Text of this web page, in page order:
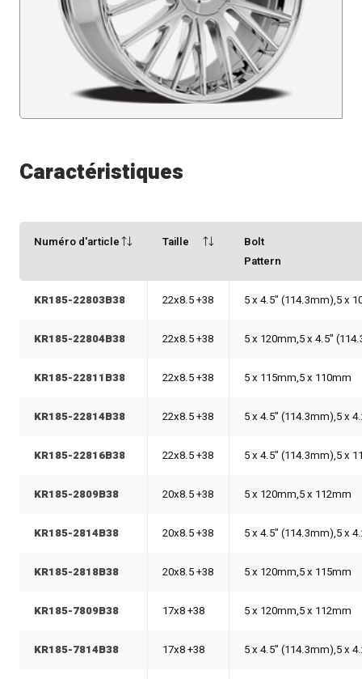
Caractéristiques
Numéro d'article Taille
Bolt
Pattern
KR185-22803B38 22x8.5 +38 5 x 4.5" (114.3mm),5 x
KR185-22804B38 22x8.5 +38 5 x 120mm,5 x 4.5"
KR185-22811B38 22x8.5 +38 5 x 115mm,5 x 110mm
KR185-22814B38 22x8.5 +38 5 x 4.5" (114.3mm),5 x
KR185-22816B38 22x8.5 +38 5 x 4.5" (114.3mm),5 x
KR185-2809B38 20x8.5 +38 5 x 120mm,5 x 112mm
KR185-2814B38 20x8.5 +38 5 x 4.5" (114.3mm),5 x
KR185-2818B38 20x8.5 +38 5 x 120mm,5 x 115mm
KR185-7809B38 17x8 +38 5 x 120mm,5 x 112mm
KR185-7814B38 17x8 +38 5 x 4.5" (114.3mm),5 x